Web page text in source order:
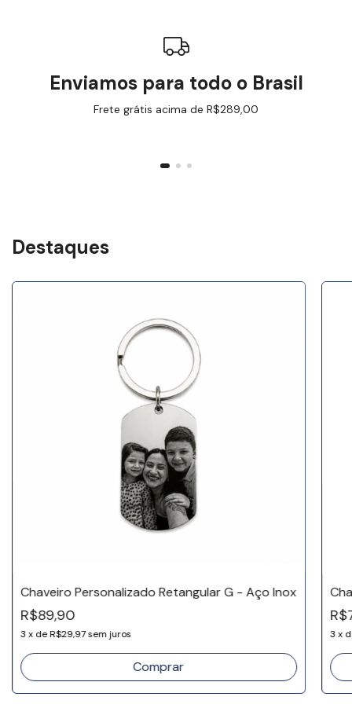
Enviamos para todo o Brasil
Frete grátis acima de R$289,00
Destaques
Chaveiro Personalizado Retangular G - Aço Inox
R$89,90
3x deR$29,97sem juros 3x